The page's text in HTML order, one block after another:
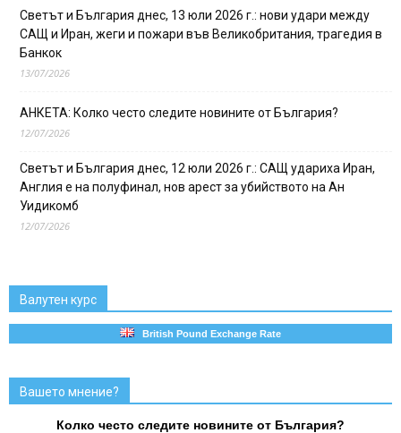
Светът и България днес, 13 юли 2026 г.: нови удари между
САЩ и Иран, жеги и пожари във Великобритания, трагедия в
Банкок
13/07/2026
АНКЕТА: Колко често следите новините от България?
12/07/2026
Светът и България днес, 12 юли 2026 г.: САЩ удариха Иран,
Англия е на полуфинал, нов арест за убийството на Ан
Уидикомб
12/07/2026
Валутен курс
British Pound Exchange Rate
Вашето мнение?
Колко често следите новините от България?